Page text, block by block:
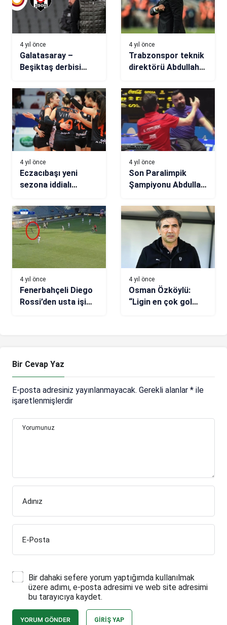
4 yıl önce
Galatasaray –
Beşiktaş derbisi
açıklaması: Baskı
altında
4 yıl önce
Trabzonspor teknik
direktörü Abdullah
ulaştık”
4 yıl önce
Eczacıbaşı yeni
sezona iddialı
4 yıl önce
Son Paralimpik
Şampiyonu Abdullah
Dünya Şampiyonu
Nesim Turan’dan
duygusal paylaşım
4 yıl önce
Fenerbahçeli Diego
Rossi’den usta işi
4 yıl önce
Osman Özköylü:
“Ligin en çok gol
Bir Cevap Yaz
E-posta adresiniz yayınlanmayacak. Gerekli alanlar * ile
işaretlenmişlerdir
Yorumunuz
Adınız
E-Posta
Bir dahaki sefere yorum yaptığımda kullanılmak
üzere adımı, e-posta adresimi ve web site adresimi
bu tarayıcıya kaydet.
YORUM GÖNDER GIRIŞ YAP